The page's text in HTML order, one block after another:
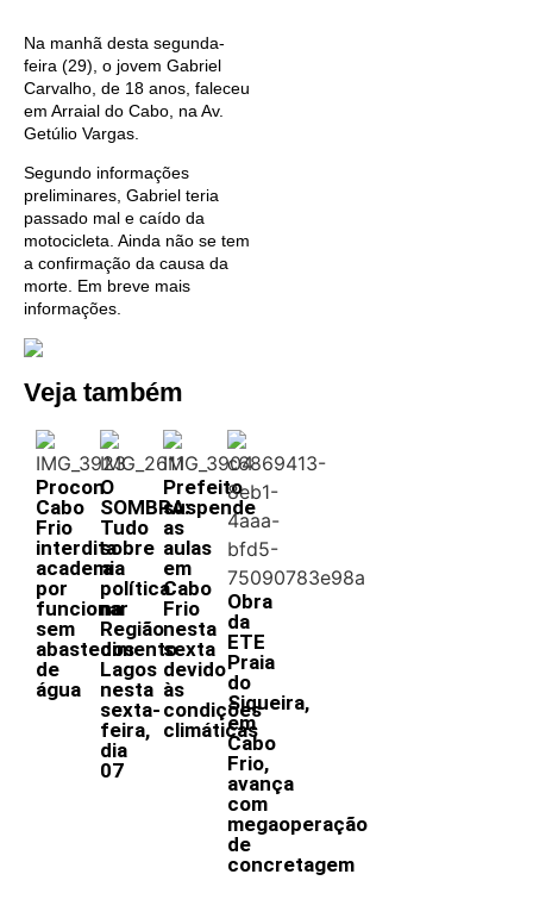
Na manhã desta segunda-
feira (29), o jovem Gabriel
Carvalho, de 18 anos, faleceu
em Arraial do Cabo, na Av.
Getúlio Vargas.
Segundo informações
preliminares, Gabriel teria
passado mal e caído da
motocicleta. Ainda não se tem
a confirmação da causa da
morte. Em breve mais
informações.
Veja também
Procon
Cabo
Frio
interdita
academia
por
funcionar
sem
abastecimento
de
água
O
SOMBRA:
Tudo
sobre
a
política
na
Região
dos
Lagos
nesta
sexta-
feira,
dia
07
Prefeito
suspende
as
aulas
em
Cabo
Frio
nesta
sexta
devido
às
condições
climáticas
Obra
da
ETE
Praia
do
Siqueira,
em
Cabo
Frio,
avança
com
megaoperação
de
concretagem